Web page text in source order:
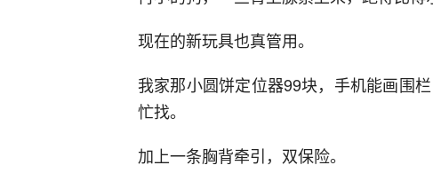
现在的新玩具也真管用。
我家那小圆饼定位器99块，手机能画围
忙找。
加上一条胸背牵引，双保险。